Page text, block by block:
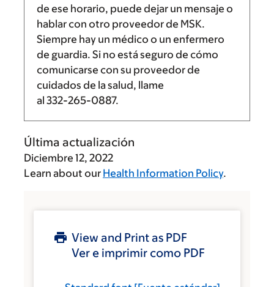
de ese horario, puede dejar un mensaje o
hablar con otro proveedor de MSK.
Siempre hay un médico o un enfermero
de guardia. Si no está seguro de cómo
comunicarse con su proveedor de
cuidados de la salud, llame
al 332-265-0887.
Última actualización
Diciembre 12, 2022
Learn about our Health Information Policy.
View and Print as PDF
Ver e imprimir como PDF